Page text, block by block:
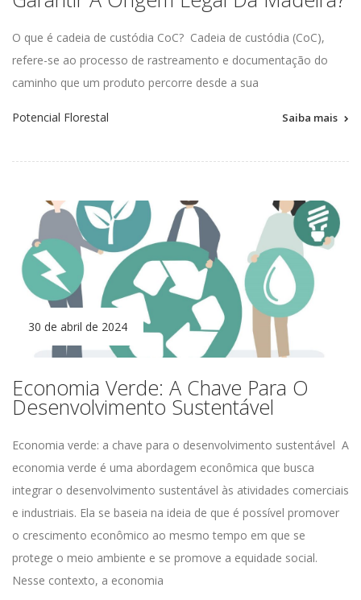
O que é cadeia de custódia CoC? Cadeia de custódia (CoC),
refere-se ao processo de rastreamento e documentação do
caminho que um produto percorre desde a sua
Potencial Florestal Saiba mais
30 de abril de 2024
Economia Verde: A Chave Para O
Desenvolvimento Sustentável
Economia verde: a chave para o desenvolvimento sustentável A
economia verde é uma abordagem econômica que busca
integrar o desenvolvimento sustentável às atividades comerciais
e industriais. Ela se baseia na ideia de que é possível promover
o crescimento econômico ao mesmo tempo em que se
protege o meio ambiente e se promove a equidade social.
Nesse contexto, a economia